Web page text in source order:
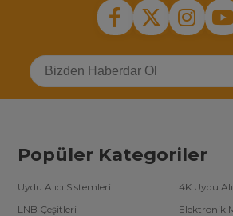
Popüler Kategoriler
Uydu Alıcı Sistemleri
4K Uydu
LNB Çeşitleri
Elektronik